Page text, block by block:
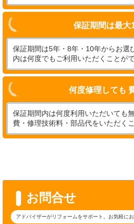
保証期間は最大
保証期間は5年・8年・10年からお選
内は何度でもご利用いただくことがで
何度修理しても
保証期間内は何度利用いただいても
費・修理技術料・部品代をいただく
お問合せ
アドバイザーがリフォームをサポート。お気軽にお